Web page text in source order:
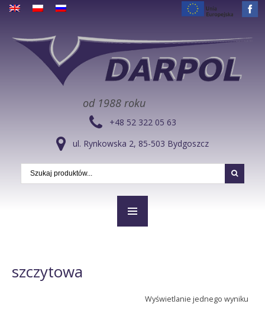
od 1988 roku
+48 52 322 05 63
ul. Rynkowska 2, 85-503 Bydgoszcz
szczytowa
Wyświetlanie jednego wyniku